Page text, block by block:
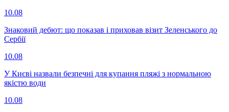
10.08
Знаковий дебют: що показав і приховав візит Зеленського до
Сербії
10.08
У Києві назвали безпечні для купання пляжі з нормальною
якістю води
10.08